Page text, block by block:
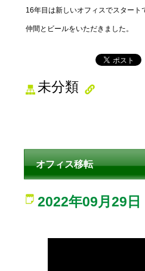
16年目は新しいオフィスでスタート
仲間とビールをいただきました。
未分類
オフィス移転
2022年09月29日